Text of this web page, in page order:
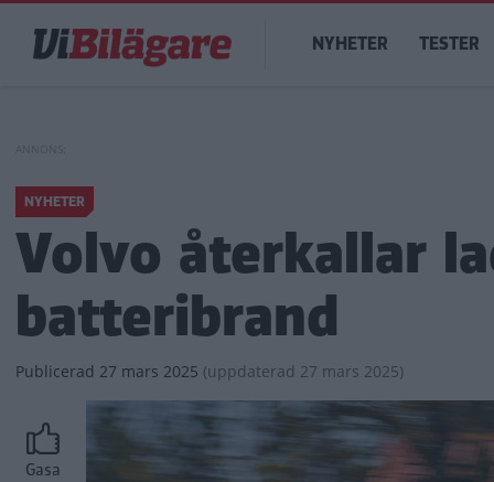
huvudinnehåll
Main
navigation
NYHETER TESTER
NYHETER
Volvo återkallar
batteribrand
Publicerad 27 mars 2025 (uppdaterad 27 mars 2025)
Gasa